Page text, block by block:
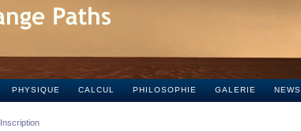
PHYSIQUE CALCUL PHILOSOPHIE GALERIE NEWS
Inscription